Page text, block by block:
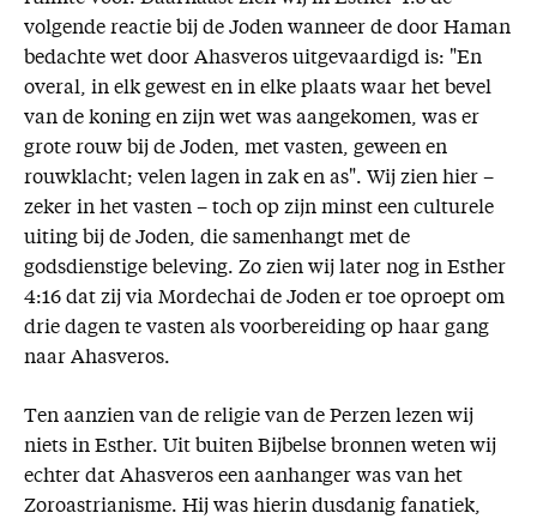
volgende reactie bij de Joden wanneer de door Haman
bedachte wet door Ahasveros uitgevaardigd is: "En
overal, in elk gewest en in elke plaats waar het bevel
van de koning en zijn wet was aangekomen, was er
grote rouw bij de Joden, met vasten, geween en
rouwklacht; velen lagen in zak en as". Wij zien hier –
zeker in het vasten – toch op zijn minst een culturele
uiting bij de Joden, die samenhangt met de
godsdienstige beleving. Zo zien wij later nog in Esther
4:16 dat zij via Mordechai de Joden er toe oproept om
drie dagen te vasten als voorbereiding op haar gang
naar Ahasveros.
Ten aanzien van de religie van de Perzen lezen wij
niets in Esther. Uit buiten Bijbelse bronnen weten wij
echter dat Ahasveros een aanhanger was van het
Zoroastrianisme. Hij was hierin dusdanig fanatiek,